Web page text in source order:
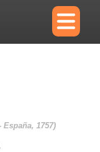
×
Diccionario
1757)